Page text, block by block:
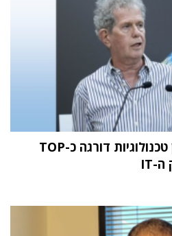
מחקר STKI השנתי: וואן טכנולוגיות דורגה כ-TOP